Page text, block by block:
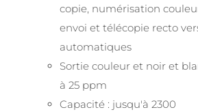
copie, numérisation
envoi et télécopie recto
automatiques
Sortie couleur et noir et
à 25 ppm
Capacité : jusqu'à 2300